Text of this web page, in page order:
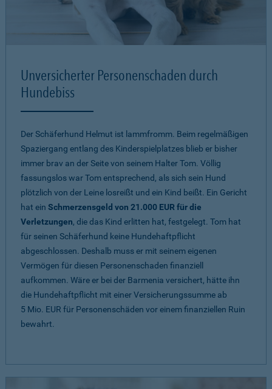
Unversicherter Personenschaden durch
Hundebiss
Der Schäferhund Helmut ist lammfromm. Beim regelmäßigen
Spaziergang entlang des Kinderspielplatzes blieb er bisher
immer brav an der Seite von seinem Halter Tom. Völlig
fassungslos war Tom entsprechend, als sich sein Hund
plötzlich von der Leine losreißt und ein Kind beißt. Ein Gericht
hat ein Schmerzensgeld von 21.000 EUR für die
Verletzungen, die das Kind erlitten hat, festgelegt. Tom hat
für seinen Schäferhund keine Hundehaftpflicht
abgeschlossen. Deshalb muss er mit seinem eigenen
Vermögen für diesen Personenschaden finanziell
aufkommen. Wäre er bei der Barmenia versichert, hätte ihn
die Hundehaftpflicht mit einer Versicherungssumme ab
5 Mio. EUR für Personenschäden vor einem finanziellen Ruin
bewahrt.